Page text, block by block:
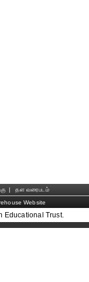
|
தள வரைபடம்
Website
Educational Trust.